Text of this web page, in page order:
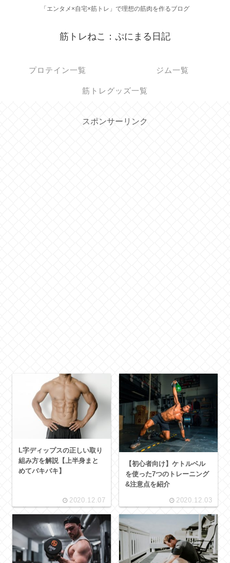
「エンタメ×自宅×筋トレ」で理想の筋肉を作るブログ
筋トレねこ：ぷにまる日記
プロテイン一覧 ジム一覧
筋トレグッズ一覧
スポンサーリンク
L字ディップスの正しい取り
組み方を解説【上半身まと
めてバキバキ】
2020.12.07
【初心者向け】ケトルベル
を使った7つのトレーニング
&注意点を紹介
2020.12.03